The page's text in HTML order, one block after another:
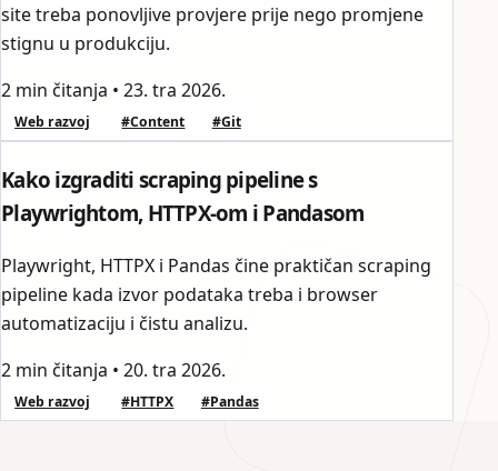
site treba ponovljive provjere prije nego promjene
stignu u produkciju.
2 min čitanja • 23. tra 2026.
Web razvoj #Content #Git
Kako izgraditi scraping pipeline s
Playwrightom, HTTPX-om i Pandasom
Playwright, HTTPX i Pandas čine praktičan scraping
pipeline kada izvor podataka treba i browser
automatizaciju i čistu analizu.
2 min čitanja • 20. tra 2026.
Web razvoj #HTTPX #Pandas